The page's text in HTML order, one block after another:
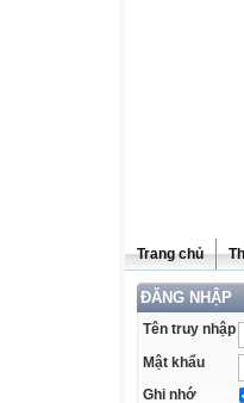
Trang chủ
ĐĂNG NHẬP
Tên truy nhập
Mật khẩu
Ghi nhớ